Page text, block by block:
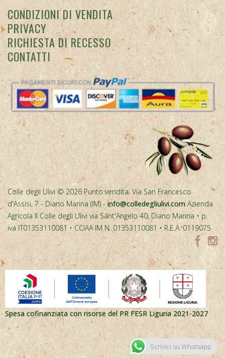
CONDIZIONI DI VENDITA
PRIVACY
RICHIESTA DI RECESSO
CONTATTI
Colle degli Ulivi © 2026 Punto vendita: Via San Francesco
d'Assisi, 7 - Diano Marina (IM) - info@colledegliulivi.com Azienda
Agricola Il Colle degli Ulivi via Sant'Angelo 40, Diano Marina • p.
iva IT01353110081 • CCIAA IM N. 01353110081 • R.E.A. 0119075
Spesa cofinanziata con risorse del PR FESR Liguria 2021-2027
Scrivici su Whatsapp